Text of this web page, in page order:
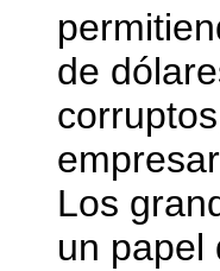
de
Los
un papel